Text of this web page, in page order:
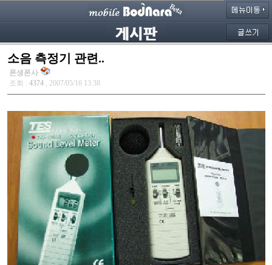
소음 측정기 관련..
폰생폰사
조회 : 4374 , 2007/05/16 13:38